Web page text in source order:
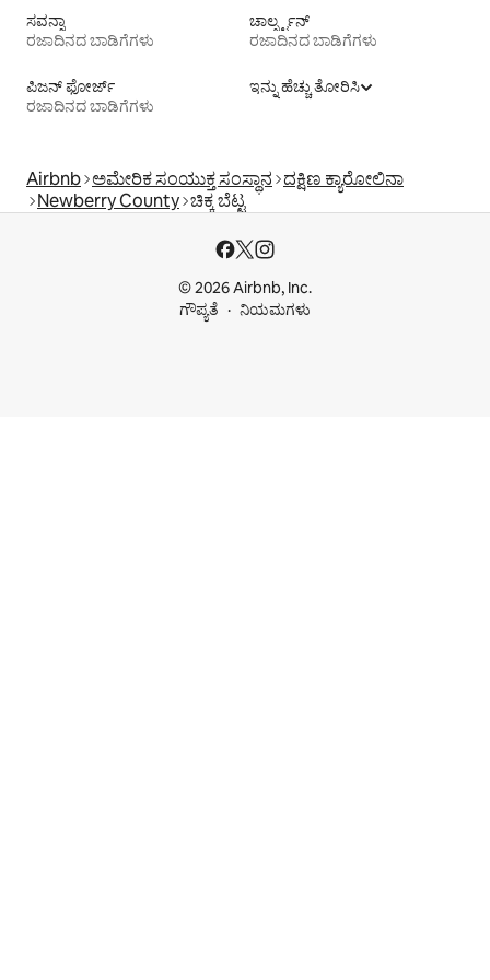
ಸವನ್ನಾ
ರಜಾದಿನದ ಬಾಡಿಗೆಗಳು
ಚಾರ್ಲ್ಸ್ಟನ್
ರಜಾದಿನದ ಬಾಡಿಗೆಗಳು
ಪಿಜನ್ ಫೋರ್ಜ್
ರಜಾದಿನದ ಬಾಡಿಗೆಗಳು
ಇನ್ನು ಹೆಚ್ಚು ತೋರಿಸಿ
Airbnb ಅಮೇರಿಕ ಸಂಯುಕ್ತ ಸಂಸ್ಥಾನ ದಕ್ಷಿಣ ಕ್ಯಾರೋಲಿನಾ
Newberry County ಚಿಕ್ಕ ಬೆಟ್ಟ
© 2026 Airbnb, Inc.
ಗೌಪ್ಯತೆ
ನಿಯಮಗಳು